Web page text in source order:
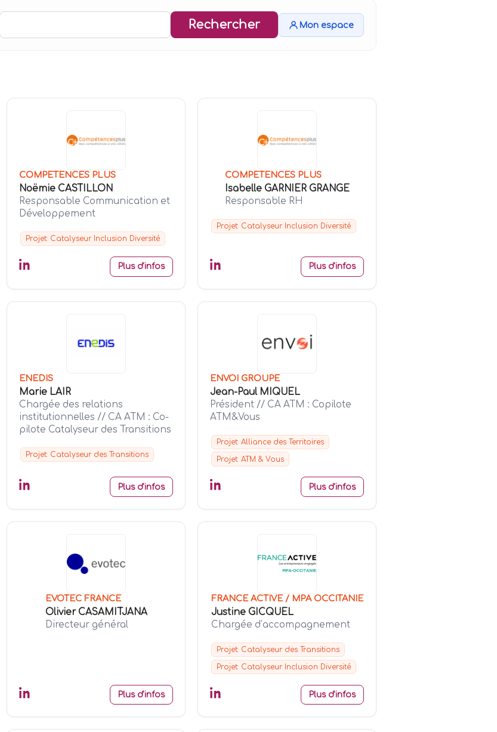
Rechercher Mon espace
COMPETENCES PLUS
Noëmie CASTILLON
Responsable Communication et
Développement
Projet: Catalyseur Inclusion Diversité
Plus d'infos
COMPETENCES PLUS
Isabelle GARNIER GRANGE
Responsable RH
Projet: Catalyseur Inclusion Diversité
Plus d'infos
ENEDIS
Marie LAIR
Chargée des relations
institutionnelles // CA ATM : Co-
pilote Catalyseur des Transitions
Projet: Catalyseur des Transitions
Plus d'infos
ENVOI GROUPE
Jean-Paul MIQUEL
Président // CA ATM : Copilote
ATM&Vous
Projet: Alliance des Territoires
Projet: ATM & Vous
Plus d'infos
EVOTEC FRANCE
Olivier CASAMITJANA
Directeur général
Plus d'infos
FRANCE ACTIVE / MPA OCCITANIE
Justine GICQUEL
Chargée d’accompagnement
Projet: Catalyseur des Transitions
Projet: Catalyseur Inclusion Diversité
Plus d'infos